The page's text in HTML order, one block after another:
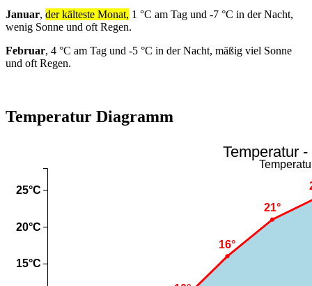
Januar, der kälteste Monat, 1 °C am Tag und -7 °C in der Nacht,
wenig Sonne und oft Regen.
Februar, 4 °C am Tag und -5 °C in der Nacht, mäßig viel Sonne
und oft Regen.
Temperatur Diagramm